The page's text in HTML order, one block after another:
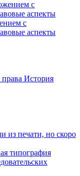
с
аспекты
История
из печати, но скоро
типография